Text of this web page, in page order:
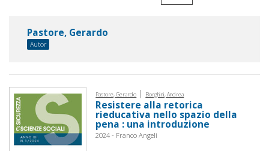
Pastore, Gerardo
Autor
Pastore, Gerardo | Borghini, Andrea
Resistere alla retorica
rieducativa nello spazio della
pena : una introduzione
2024 - Franco Angeli